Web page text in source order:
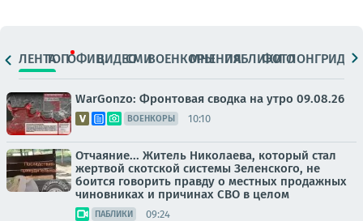
ЛЕНТАТОПОФИЦ.ВИДЕОСМИВОЕНКОРЫМНЕНИЯПАБЛИКИ
ФОТОЛОНГРИДЫ
WarGonzo: Фронтовая сводка на утро 09.08.26
ВОЕНКОРЫ 10:10
Отчаяние... Житель Николаева, который стал
жертвой скотской системы Зеленского, не
боится говорить правду о местных продажных
чиновниках и причинах СВО в целом
ПАБЛИКИ 09:24